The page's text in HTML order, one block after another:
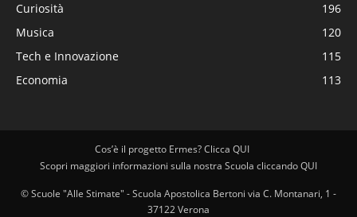
Curiosità
196
Musica
120
Tech e Innovazione
115
Economia
113
Cos’è il progetto Ermes? Clicca QUI
Scopri maggiori informazioni sulla nostra Scuola cliccando QUI
© Scuole "Alle Stimate" - Scuola Apostolica Bertoni via C. Montanari, 1 -
37122 Verona